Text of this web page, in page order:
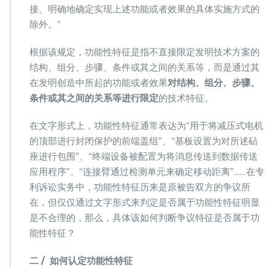
接、明确地确定实现上述功能或者效果的具体实施方式的
除外。”
根据该规定，功能性特征是指不直接限定发明技术方案的
结构、组分、步骤、条件或其之间的关系等，而是通过其
在发明创造中所起的功能或者效果对结构、组分、步骤、
条件或其之间的关系等进行限定的技术特征。
在文字形式上，功能性特征通常表达为“用于将减压式电机
的顶部进行封闭保护的前端盖组”、“基板设置为对所述砧
座进行包围”、“终端设备被配置为将消息传送到数据传送
应用程序”、“连接臂通过检测单元来确定移动距离”……在专
利诉讼实务中，功能性特征历来是原被告双方的争议所
在，但仅仅通过文字形式来判定是否属于功能性特征明显
是不合理的，那么，具体该如何判断争议特征是否属于功
能性特征？
二 / 如何认定功能性特征